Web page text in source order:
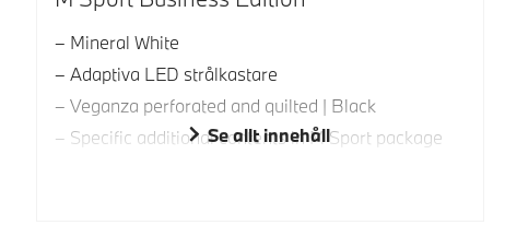
Mineral White
Adaptiva LED strålkastare
Veganza perforated and quilted | Black
Specific additional contents in M Sport package
Se allt innehåll